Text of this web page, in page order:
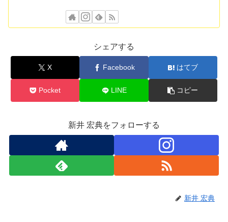
シェアする
X Facebook はてブ
Pocket LINE コピー
新井 宏典をフォローする
新井 宏典